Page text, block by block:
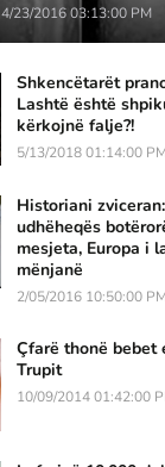
4/23/2016 03:13:00 PM
Shkencëtarët
Lashtë është
kërkojnë falje?!
5/13/2018 01:14:00 PM
Historiani
udhëheqës
mesjeta, Europa i
mënjanë
2/05/2016 10:50:00 PM
Çfarë thonë bebet
Trupit
10/09/2014 01:42:00